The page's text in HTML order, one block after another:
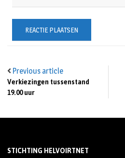
Previous article
Verkiezingen tussenstand
19.00 uur
STICHTING HELVOIRTNET